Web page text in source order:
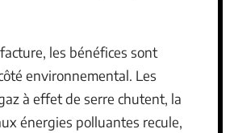
les bénéfices sont
environnemental. Les
à effet de serre chutent, la
énergies polluantes recule,